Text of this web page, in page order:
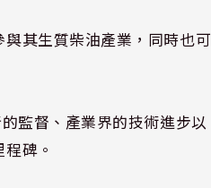
其生質柴油產業，同時也可
監督、產業界的技術進步以
碑。